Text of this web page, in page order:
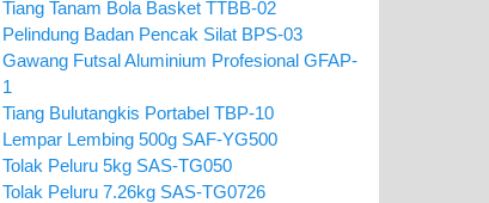
Tiang Tanam Bola Basket TTBB-02
Pelindung Badan Pencak Silat BPS-03
Gawang Futsal Aluminium Profesional GFAP-
1
Tiang Bulutangkis Portabel TBP-10
Lempar Lembing 500g SAF-YG500
Tolak Peluru 5kg SAS-TG050
Tolak Peluru 7.26kg SAS-TG0726